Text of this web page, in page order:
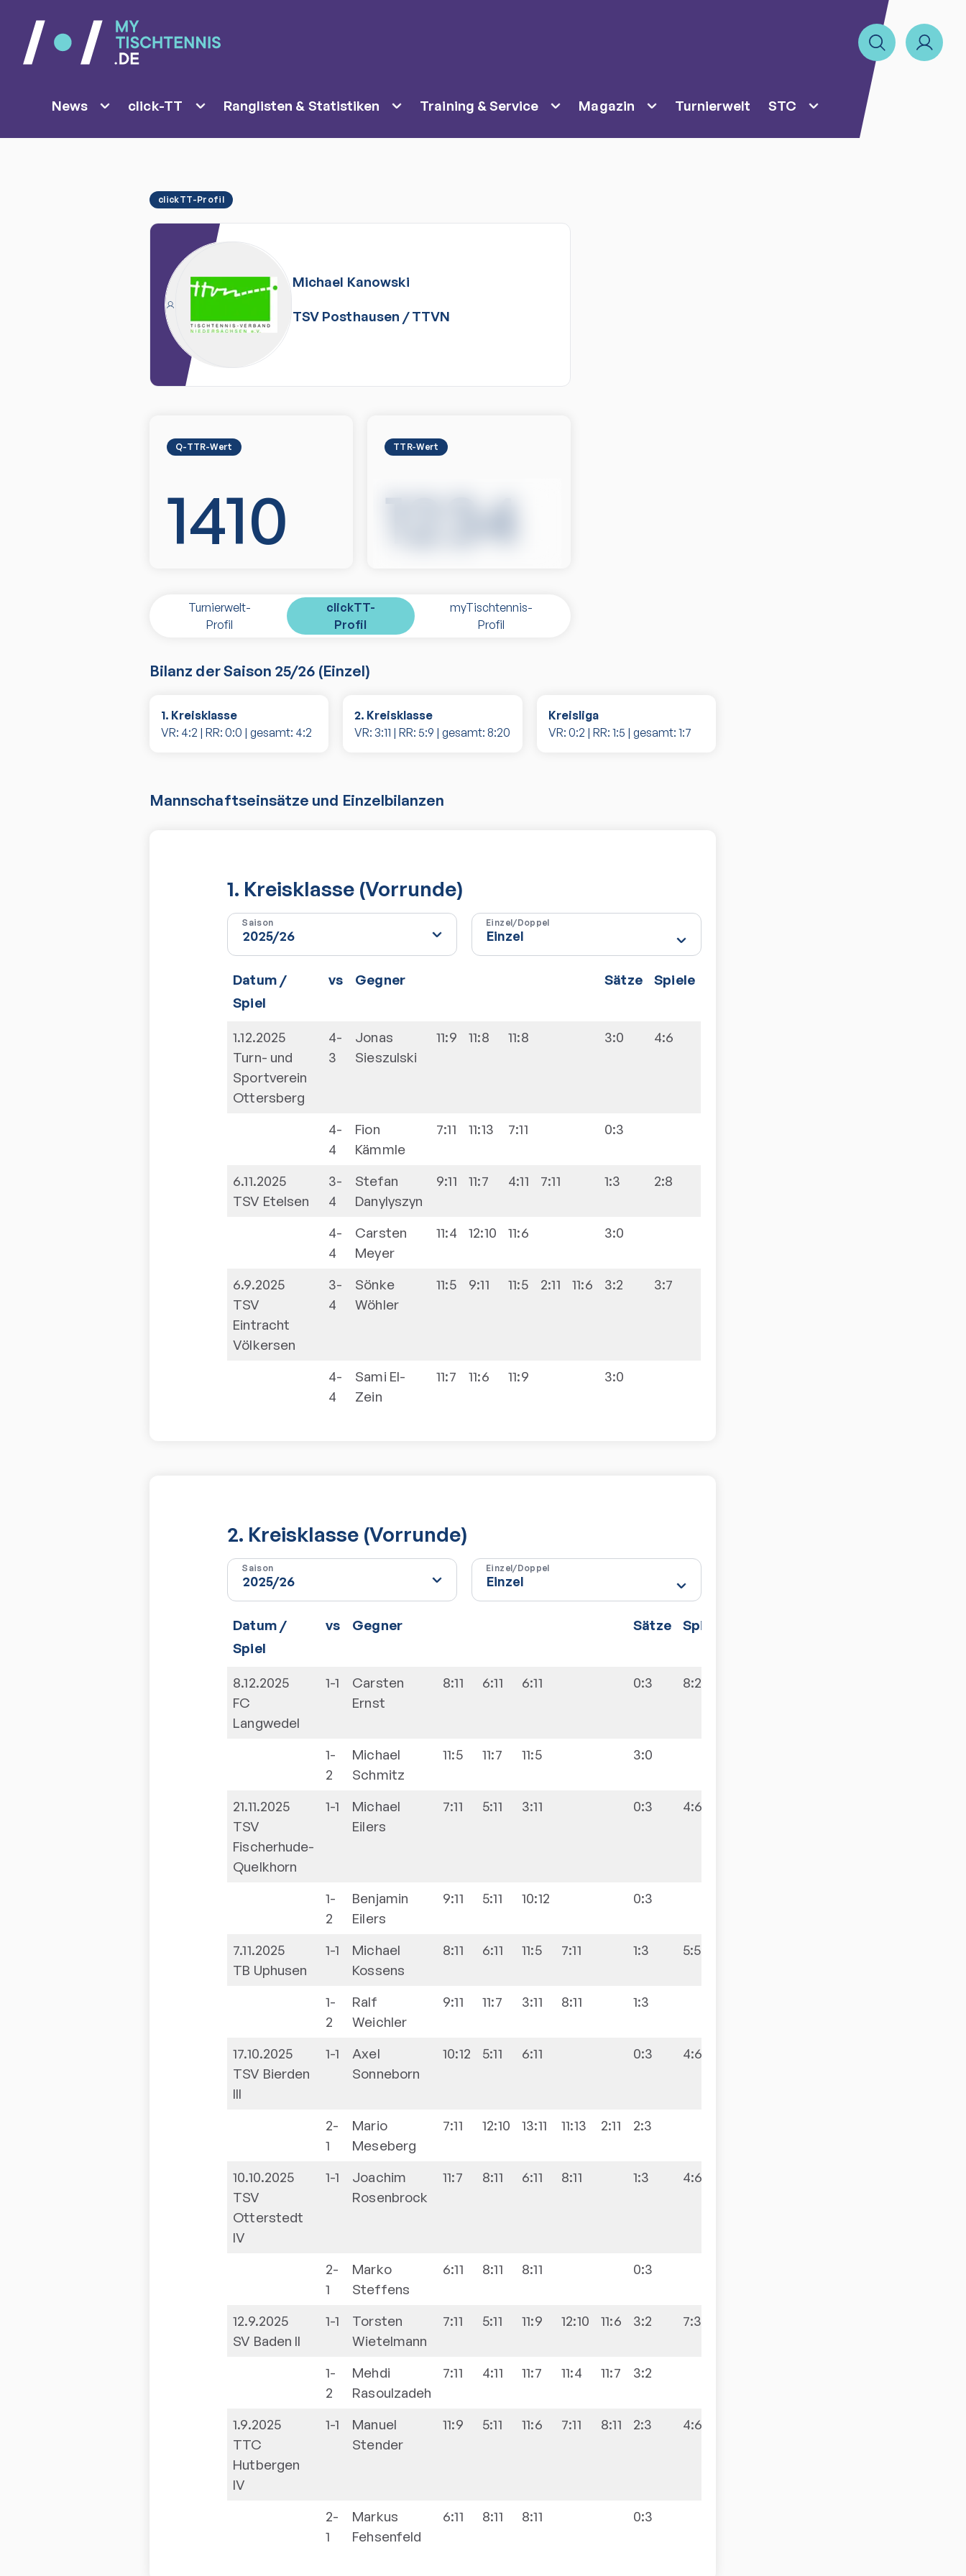
News click-TT Ranglisten & Statistiken Training & Service Magazin Turnierwelt STC
clickTT-Profil
Michael Kanowski
TSV Posthausen /TTVN
Q-TTR-Wert
1410
TTR-Wert
1234
Turnierwelt-
Profil
clickTT-
Profil
myTischtennis-
Profil
Bilanz der Saison 25/26 (Einzel)
1. Kreisklasse
VR: 4:2 | RR: 0:0 | gesamt: 4:2
2. Kreisklasse
VR: 3:11 | RR: 5:9 | gesamt: 8:20
Kreisliga
VR: 0:2 | RR: 1:5 | gesamt: 1:7
Mannschaftseinsätze und Einzelbilanzen
1. Kreisklasse (Vorrunde)
Saison Einzel/Doppel
Datum /
Spiel
vs Gegner Sätze Spiele
1.12.2025
Turn- und
Sportverein
Ottersberg
4-
3
Jonas
Sieszulski
11:9 11:8 11:8 3:0 4:6
4-
4
Fion
Kämmle
7:11 11:13 7:11 0:3
6.11.2025
TSV Etelsen
3-
4
Stefan
Danylyszyn
9:11 11:7 4:11 7:11 1:3 2:8
4-
4
Carsten
Meyer
11:4 12:10 11:6 3:0
6.9.2025
TSV
Eintracht
Völkersen
3-
4
Sönke
Wöhler
11:5 9:11 11:5 2:11 11:6 3:2 3:7
4-
4
Sami El-
Zein
11:7 11:6 11:9 3:0
2. Kreisklasse (Vorrunde)
Saison Einzel/Doppel
Datum /
Spiel
vs Gegner Sätze Spiele
8.12.2025
FC
Langwedel
1-1
Carsten
Ernst
8:11 6:11 6:11 0:3 8:2
1-
2
Michael
Schmitz
11:5 11:7 11:5 3:0
21.11.2025
TSV
Fischerhude-
Quelkhorn
1-1
Michael
Eilers
7:11 5:11 3:11 0:3 4:6
1-
2
Benjamin
Eilers
9:11 5:11 10:12 0:3
7.11.2025
TB Uphusen
1-1
Michael
Kossens
8:11 6:11 11:5 7:11 1:3 5:5
1-
2
Ralf
Weichler
9:11 11:7 3:11 8:11 1:3
17.10.2025
TSV Bierden
III
1-1
Axel
Sonneborn
10:12 5:11 6:11 0:3 4:6
2-
1
Mario
Meseberg
7:11 12:10 13:11 11:13 2:11 2:3
10.10.2025
TSV
Otterstedt
IV
1-1
Joachim
Rosenbrock
11:7 8:11 6:11 8:11 1:3 4:6
2-
1
Marko
Steffens
6:11 8:11 8:11 0:3
12.9.2025
SV Baden II
1-1
Torsten
Wietelmann
7:11 5:11 11:9 12:10 11:6 3:2 7:3
1-
2
Mehdi
Rasoulzadeh
7:11 4:11 11:7 11:4 11:7 3:2
1.9.2025
TTC
Hutbergen
IV
1-1
Manuel
Stender
11:9 5:11 11:6 7:11 8:11 2:3 4:6
2-
1
Markus
Fehsenfeld
6:11 8:11 8:11 0:3